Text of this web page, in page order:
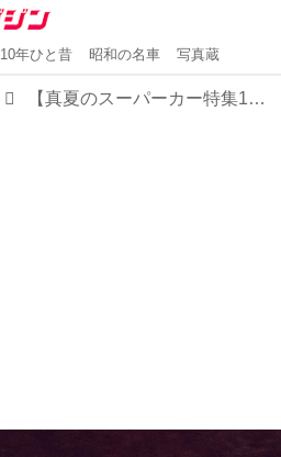
10年ひと昔 昭和の名車 写真蔵
【真夏のスーパーカー特集10】ミッドシップ・フェラーリの指針となった365GT/4 BB